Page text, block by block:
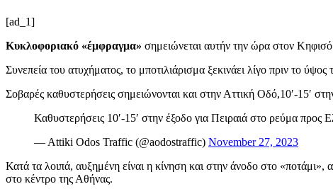
[ad_1]
Κυκλοφοριακό «έμφραγμα» σημειώνεται αυτήν την ώρα στον
Συνεπεία του ατυχήματος, το μποτιλιάρισμα ξεκινάει λίγο πριν το
Σοβαρές καθυστερήσεις σημειώνονται και στην Αττική Οδό,10′-15′
Καθυστερήσεις 10′-15′ στην έξοδο για Πειραιά στο ρεύμα
— Attiki Odos Traffic (@aodostraffic) November 27, 2023
Κατά τα λοιπά, αυξημένη είναι η κίνηση και στην άνοδο στο
στο κέντρο της Αθήνας.